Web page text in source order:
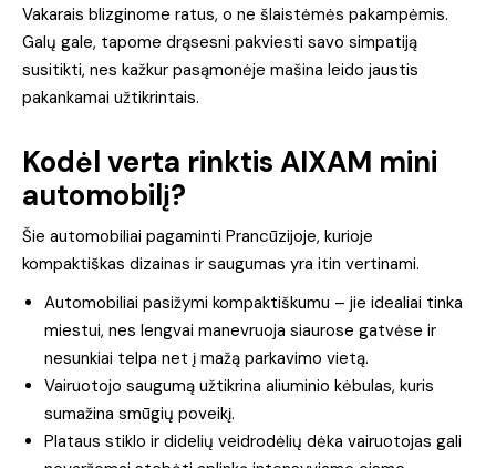
Vakarais blizginome ratus, o ne šlaistėmės pakampėmis.
Galų gale, tapome drąsesni pakviesti savo simpatiją
susitikti, nes kažkur pasąmonėje mašina leido jaustis
pakankamai užtikrintais.
Kodėl verta rinktis AIXAM mini
automobilį?
Šie automobiliai pagaminti Prancūzijoje, kurioje
kompaktiškas dizainas ir saugumas yra itin vertinami.
Automobiliai pasižymi kompaktiškumu – jie idealiai tinka
miestui, nes lengvai manevruoja siaurose gatvėse ir
nesunkiai telpa net į mažą parkavimo vietą.
Vairuotojo saugumą užtikrina aliuminio kėbulas, kuris
sumažina smūgių poveikį.
Plataus stiklo ir didelių veidrodėlių dėka vairuotojas gali